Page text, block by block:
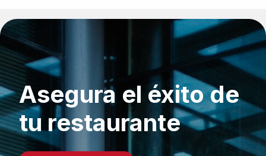
Asegura el éxito de
tu restaurante